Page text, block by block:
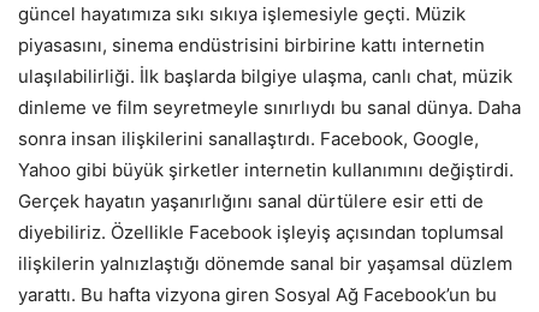
güncel hayatımıza sıkı sıkıya işlemesiyle geçti. Müzik
piyasasını, sinema endüstrisini birbirine kattı internetin
ulaşılabilirliği. İlk başlarda bilgiye ulaşma, canlı chat, müzik
dinleme ve film seyretmeyle sınırlıydı bu sanal dünya. Daha
sonra insan ilişkilerini sanallaştırdı. Facebook, Google,
Yahoo gibi büyük şirketler internetin kullanımını değiştirdi.
Gerçek hayatın yaşanırlığını sanal dürtülere esir etti de
diyebiliriz. Özellikle Facebook işleyiş açısından toplumsal
ilişkilerin yalnızlaştığı dönemde sanal bir yaşamsal düzlem
yarattı. Bu hafta vizyona giren Sosyal Ağ Facebook’un bu